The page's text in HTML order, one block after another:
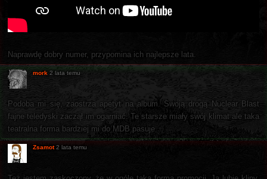
Naprawdę dobry numer, przypomina ich najlepsze lata.
mork 2 lata temu
Podoba mi się, zaostrza apetyt na album. Swoją drogą Nuclear Blast
fajne teledyski zaczął im ogarniać. Te starsze miały swój klimat ale taka
teatralna forma bardziej mi do MDB pasuje.
Zsamot 2 lata temu